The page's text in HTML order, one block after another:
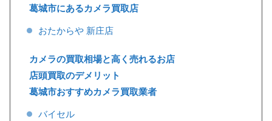
葛城市にあるカメラ買取店
おたからや 新庄店
カメラの買取相場と高く売れるお店
店頭買取のデメリット
葛城市おすすめカメラ買取業者
バイセル